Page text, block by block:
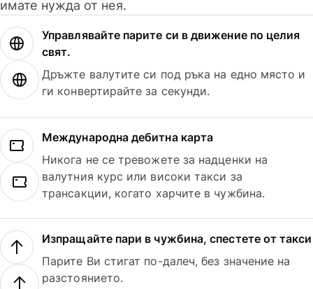
имате нужда от нея.
Управлявайте парите си в движение по целия
свят.
Дръжте валутите си под ръка на едно място и
ги конвертирайте за секунди.
Международна дебитна карта
Никога не се тревожете за надценки на
валутния курс или високи такси за
трансакции, когато харчите в чужбина.
Изпращайте пари в чужбина, спестете от такси
Парите Ви стигат по-далеч, без значение на
разстоянието.